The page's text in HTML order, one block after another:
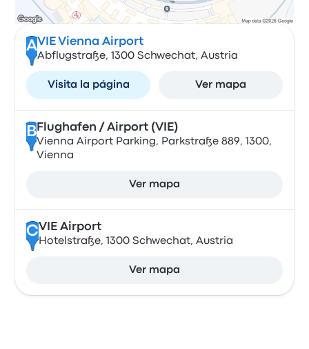
AVIE Vienna Airport
Abflugstraße, 1300 Schwechat, Austria
Visita la página Ver mapa
B Flughafen / Airport (VIE)
Vienna Airport Parking, Parkstraße 889, 1300,
Vienna
Ver mapa
CVIE Airport
Hotelstraße, 1300 Schwechat, Austria
Ver mapa